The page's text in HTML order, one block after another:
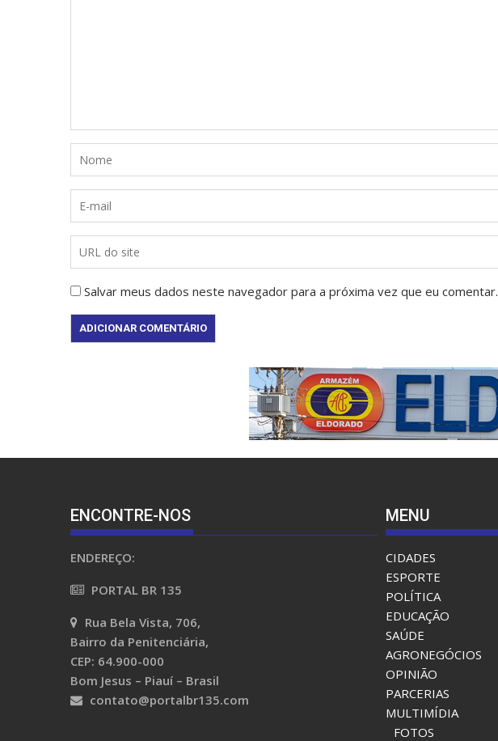
Salvar meus dados neste navegador para a próxima vez que eu comentar.
ENCONTRE-NOS
ENDEREÇO:
PORTAL BR 135
Rua Bela Vista, 706,
Bairro da Penitenciária,
CEP: 64.900-000
Bom Jesus – Piauí – Brasil
contato@portalbr135.com
MENU
CIDADES
ESPORTE
POLÍTICA
EDUCAÇÃO
SAÚDE
AGRONEGÓCIOS
OPINIÃO
PARCERIAS
MULTIMÍDIA
FOTOS